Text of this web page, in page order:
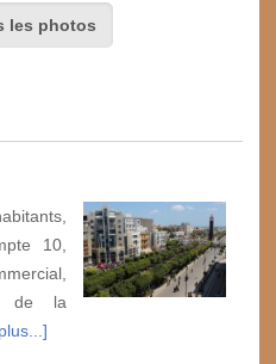
les photos
10,
de la